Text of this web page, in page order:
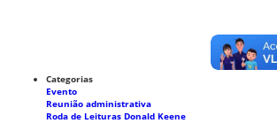
Categorias
Evento
Reunião administrativa
Roda de Leituras Donald Keene